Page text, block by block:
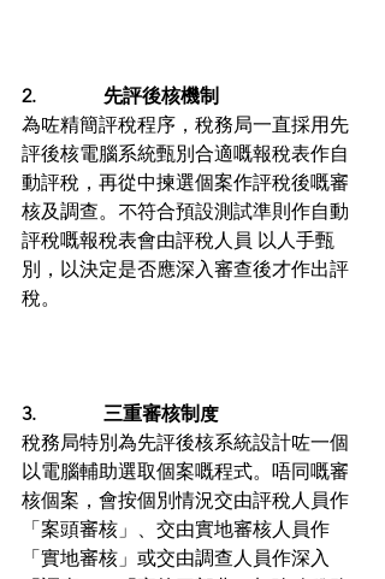
2.              先評後核機制
為咗精簡評稅程序，稅務局一直採用先
評後核電腦系統甄別合適嘅報稅表作自
動評稅，再從中揀選個案作評稅後嘅審
核及調查。不符合預設測試準則作自動
評稅嘅報稅表會由評稅人員 以人手甄
別，以決定是否應深入審查後才作出評
稅。
3.              三重審核制度
稅務局特別為先評後核系統設計咗一個
以電腦輔助選取個案嘅程式。唔同嘅審
核個案，會按個別情況交由評稅人員作
「案頭審核」、交由實地審核人員作
「實地審核」或交由調查人員作深入